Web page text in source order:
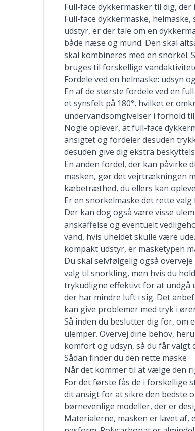
Full-face dykkermasker til dig,
Full-face dykkermaske,
udstyr, er der tale om en
både næse og mund. Den skal
skal kombineres med en snorkel.
bruges til forskellige
Fordele ved en helmaske: udsyn
En af de største fordele ved en
et synsfelt på 180°, hvilket er
undervandsomgivelser i forhold
Nogle oplever, at full-face
ansigtet og fordeler desuden
desuden give dig ekstra
En anden fordel, der kan påvirke
masken, gør det vejrtrækningen
kæbetræthed, du ellers kan
Er en snorkelmaske det rette valg
Der kan dog også være visse
anskaffelse og eventuelt
vand, hvis uheldet skulle være
kompakt udstyr, er masketypen
Du skal selvfølgelig også
valg til snorkling, men hvis du
trykudligne effektivt for at undgå
der har mindre luft i sig. Det
kan give problemer med tryk i
Så inden du beslutter dig for, om
ulemper. Overvej dine behov,
komfort og udsyn, så du får valgt
Sådan finder du den rette maske
Når det kommer til at vælge den
For det første fås de i forskellige
dit ansigt for at sikre den bedste
børnevenlige modeller, der er
Materialerne, masken er lavet